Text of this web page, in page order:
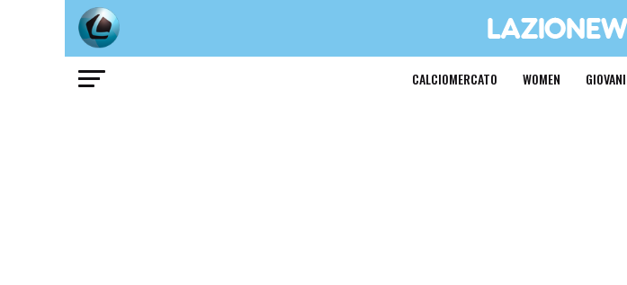
CALCIOMERCATO WOMEN